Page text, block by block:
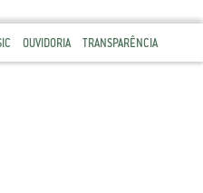
OUVIDORIA TRANSPARÊNCIA